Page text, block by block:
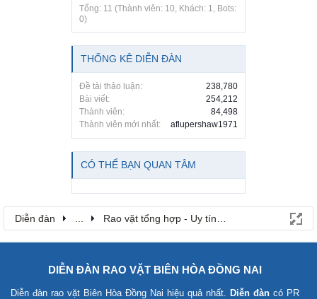
Tổng: 11 (Thành viên: 10, Khách: 1, Bots:
0)
THỐNG KÊ DIỄN ĐÀN
Đề tài thảo luận:
238,780
Bài viết:
254,212
Thành viên:
84,498
Thành viên mới nhất:
aflupershaw1971
CÓ THỂ BẠN QUAN TÂM
Diễn đàn Rao vặt tổng hợp - Uy tín - Miễn phí
DIỄN ĐÀN RAO VẶT BIÊN HÒA ĐỒNG NAI
Diễn đàn rao vặt Biên Hòa Đồng Nai hiệu quả nhất. Diễn đàn có PR